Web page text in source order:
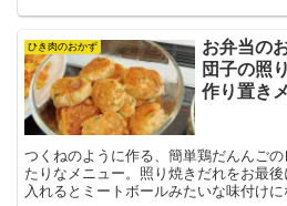
ひき肉のおかず
お弁当の
団子の照
作り置き
つくねのように作る、簡単鶏だんんご
たりなメニュー。照り焼きだれをお最
入れるとミートボールみたいな味付け